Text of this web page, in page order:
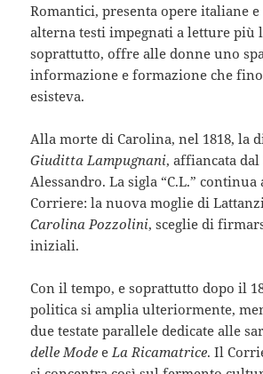
Romantici, presenta opere italiane
alterna testi impegnati a letture più
soprattutto, offre alle donne uno
informazione e formazione che
esisteva.
Alla morte di Carolina, nel 1818, la
Giuditta Lampugnani, affiancata
Alessandro. La sigla “C.L.”
Corriere: la nuova moglie di
Carolina Pozzolini, sceglie di
iniziali.
Con il tempo, e soprattutto dopo il
politica si amplia ulteriormente,
due testate parallele dedicate alle
delle Mode e La Ricamatrice. Il